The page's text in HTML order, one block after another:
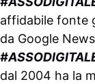
affidabile fonte
da Google News
dal 2004 ha la